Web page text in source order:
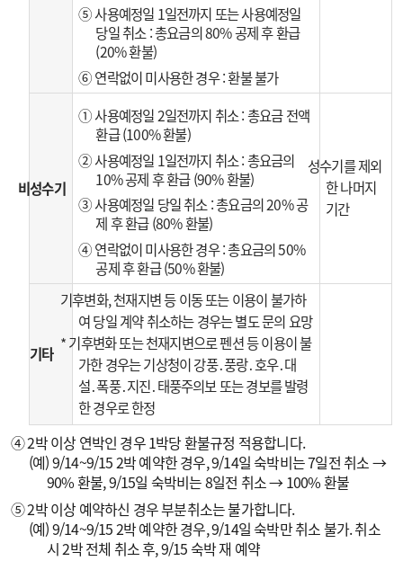
⑤ 사용예정일 1일전까지 또는 사용예정일
당일 취소 : 총요금의 80% 공제 후 환급
(20% 환불)
⑥ 연락없이 미사용한 경우 : 환불 불가
비성수기
① 사용예정일 2일전까지 취소 : 총요금 전액
환급 (100% 환불)
② 사용예정일 1일전까지 취소 : 총요금의
10% 공제 후 환급 (90% 환불)
③ 사용예정일 당일 취소 : 총요금의 20% 공
제 후 환급 (80% 환불)
④ 연락없이 미사용한 경우 : 총요금의 50%
공제 후 환급 (50% 환불)
성수기를 제외
한 나머지
기간
기타
기후변화, 천재지변 등 이동 또는 이용이 불가하
여 당일 계약 취소하는 경우는 별도 문의 요망
* 기후변화 또는 천재지변으로 펜션 등 이용이 불
가한 경우는 기상청이 강풍․풍랑․호우․대
설․폭풍․지진․태풍주의보 또는 경보를 발령
한 경우로 한정
④ 2박 이상 연박인 경우 1박당 환불규정 적용합니다.
(예) 9/14~9/15 2박 예약한 경우, 9/14일 숙박비는 7일전 취소 →
90% 환불, 9/15일 숙박비는 8일전 취소 → 100% 환불
⑤ 2박 이상 예약하신 경우 부분취소는 불가합니다.
(예) 9/14~9/15 2박 예약한 경우, 9/14일 숙박만 취소 불가. 취소
시 2박 전체 취소 후, 9/15 숙박 재 예약